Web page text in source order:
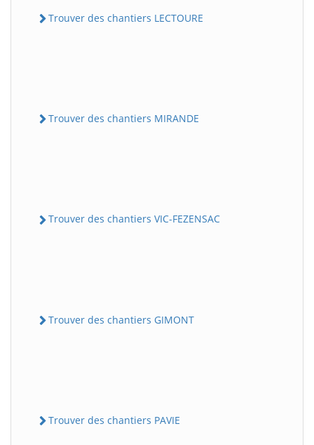
Trouver des chantiers LECTOURE
Trouver des chantiers MIRANDE
Trouver des chantiers VIC-FEZENSAC
Trouver des chantiers GIMONT
Trouver des chantiers PAVIE